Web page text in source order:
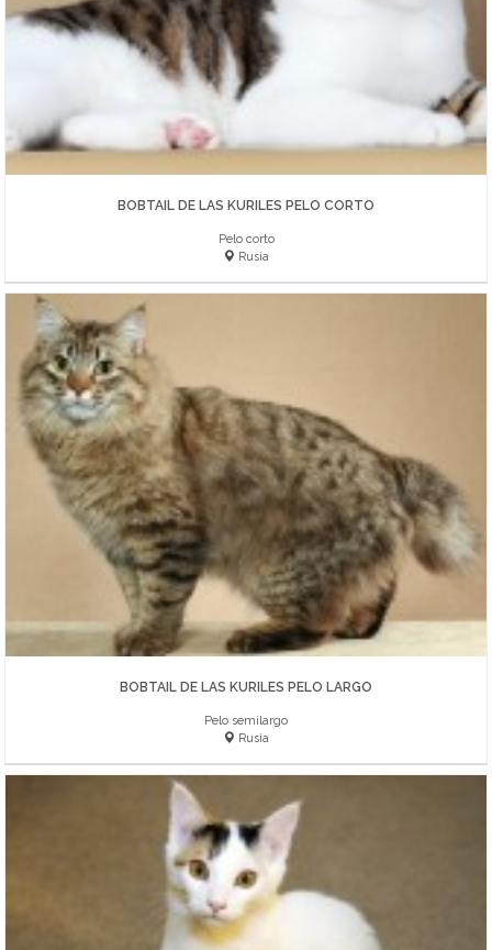
BOBTAIL DE LAS KURILES PELO CORTO
Pelo corto
Rusia
BOBTAIL DE LAS KURILES PELO LARGO
Pelo semilargo
Rusia